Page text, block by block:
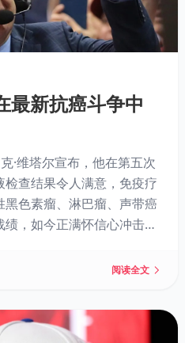
最新抗癌斗争中
·维塔尔宣布，他在第五次
查结果令人满意，免疫疗
色素瘤、淋巴瘤、声带癌
，如今正满怀信心冲击第
阅读全文